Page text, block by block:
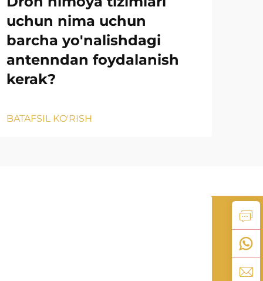
uchun nima uchun
barcha yo'nalishdagi
antenndan foydalanish
kerak?
BATAFSIL KO'RISH